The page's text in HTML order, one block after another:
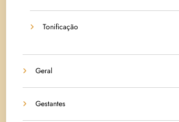
Tonificação
Geral
Gestantes